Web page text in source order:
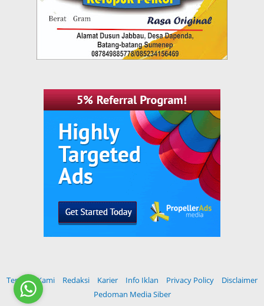
Tentang Kami Redaksi Karier Info Iklan Privacy Policy
Disclaimer
Pedoman Media Siber